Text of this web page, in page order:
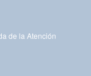
de la Atención